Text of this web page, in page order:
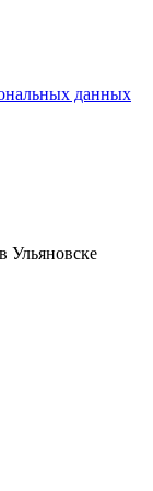
данных
Ульяновске